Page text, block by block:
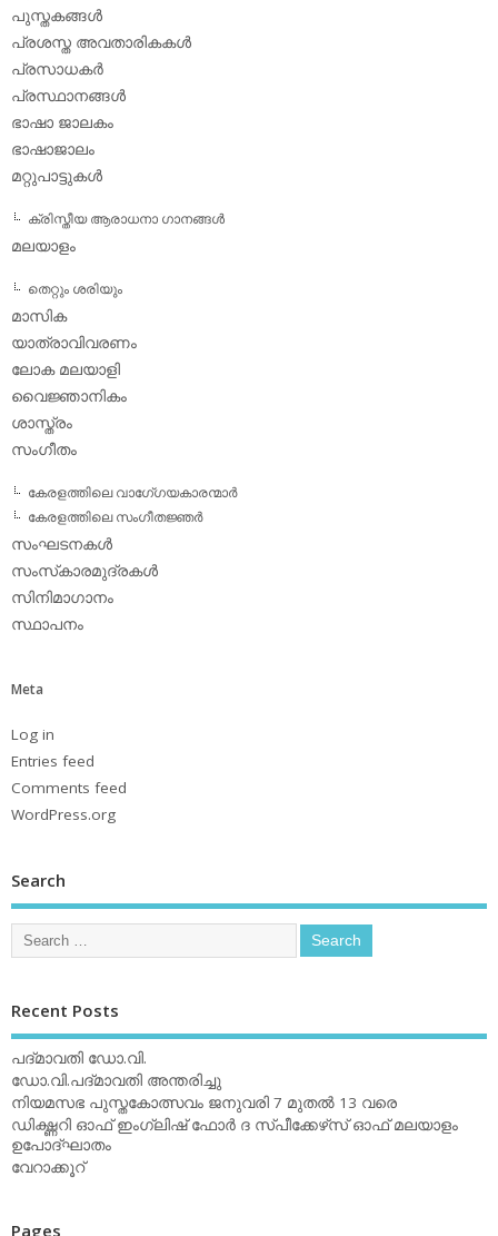
പുസ്തകങ്ങള്‍
പ്രശസ്ത അവതാരികകള്‍
പ്രസാധകര്‍
പ്രസ്ഥാനങ്ങള്‍
ഭാഷാ ജാലകം
ഭാഷാജാലം
മറ്റുപാട്ടുകള്‍
ക്രിസ്തീയ ആരാധനാ ഗാനങ്ങള്‍
മലയാളം
തെറ്റും ശരിയും
മാസിക
യാത്രാവിവരണം
ലോക മലയാളി
വൈജ്ഞാനികം
ശാസ്ത്രം
സംഗീതം
കേരളത്തിലെ വാഗേ്ഗയകാരന്മാര്‍
കേരളത്തിലെ സംഗീതജ്ഞര്‍
സംഘടനകള്‍
സംസ്‌കാരമുദ്രകള്‍
സിനിമാഗാനം
സ്ഥാപനം
Meta
Log in
Entries feed
Comments feed
WordPress.org
Search
Recent Posts
പദ്മാവതി ഡോ.വി.
ഡോ.വി.പദ്മാവതി അന്തരിച്ചു
നിയമസഭ പുസ്തകോത്സവം ജനുവരി 7 മുതല്‍ 13 വരെ
ഡിക്ഷ്ണറി ഓഫ് ഇംഗ്ലിഷ് ഫോര്‍ ദ സ്പീക്കേഴ്‌സ് ഓഫ് മലയാളം
ഉപോദ്ഘാതം
വേറാക്കൂറ്
Pages